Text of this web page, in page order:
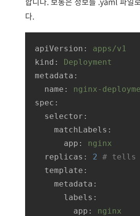
다.
apiVersion:
apps/v1
kind:
Deployment
metadata:
name:
nginx-
spec:
selector:
matchLabels:
app:
nginx
replicas:
2 # tells
template:
metadata:
labels:
app:
nginx